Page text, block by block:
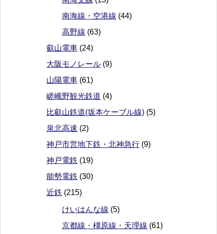
南海線・空港線 (44)
高野線 (63)
叡山電車 (24)
大阪モノレール (9)
山陽電車 (61)
嵯峨野観光鉄道 (4)
比叡山鉄道(坂本ケーブル線) (5)
泉北高速 (2)
神戸市営地下鉄・北神急行 (9)
神戸電鉄 (19)
能勢電鉄 (30)
近鉄 (215)
けいはんな線 (5)
京都線・橿原線・天理線 (61)